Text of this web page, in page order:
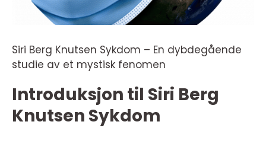
Siri Berg Knutsen Sykdom – En dybdegående
studie av et mystisk fenomen
Introduksjon til Siri Berg
Knutsen Sykdom